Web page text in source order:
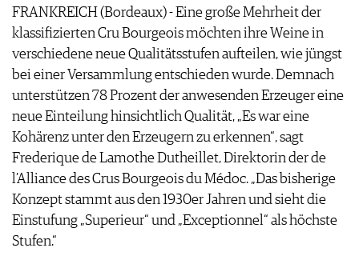
NEWS
KULINARIK
REZEPTE
HOTSPOTS
WEINREISEN
KLARTEXT
EXTRAS
ABO
AUSGABE
ARCHIV
VORTEILSWELT
MEDIATHEK
APPS
VIDEOS
BILDSTRECKEN
BÜCHER
NEWS
WEINWIRTSCHAFT
WEINSZENE
PORTRAITS
VINOPHILES
ARCHIV
ANMELDEN
AWARDS
FRANKREICH (Bordeaux) - Eine große Mehrheit der
klassifizierten Cru Bourgeois möchten ihre Weine in
verschiedene neue Qualitätsstufen aufteilen, wie jüngst
bei einer Versammlung entschieden wurde. Demnach
unterstützen 78 Prozent der anwesenden Erzeuger eine
neue Einteilung hinsichtlich Qualität, „Es war eine
Kohärenz unter den Erzeugern zu erkennen“, sagt
Frederique de Lamothe Dutheillet, Direktorin der de
l’Alliance des Crus Bourgeois du Médoc. „Das bisherige
Konzept stammt aus den 1930er Jahren und sieht die
Einstufung „Superieur“ und „Exceptionnel“ als höchste
Stufen.“